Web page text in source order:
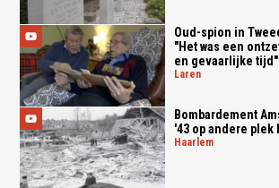
Oud-spion in
"Het was een
en gevaarlijke tijd"
laren
Bombardement
'43 op andere plek
haarlem